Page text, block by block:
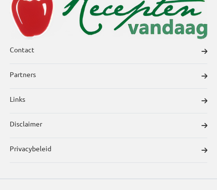
Contact
Partners
Links
Disclaimer
Privacybeleid